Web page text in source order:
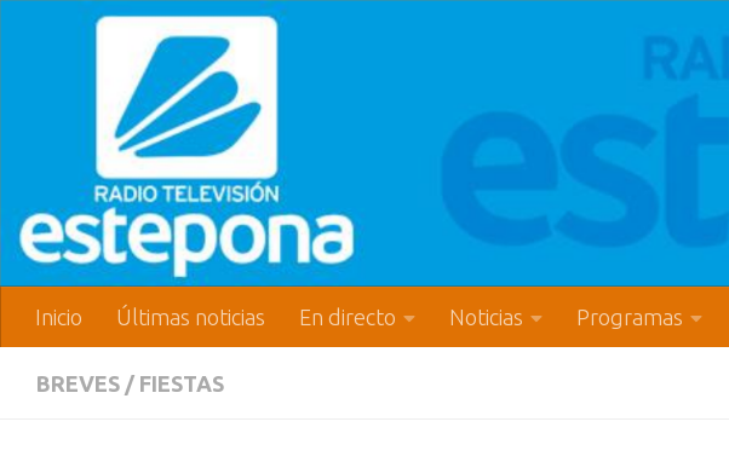
Inicio Últimas noticias En directo Noticias Programas
BREVES / FIESTAS